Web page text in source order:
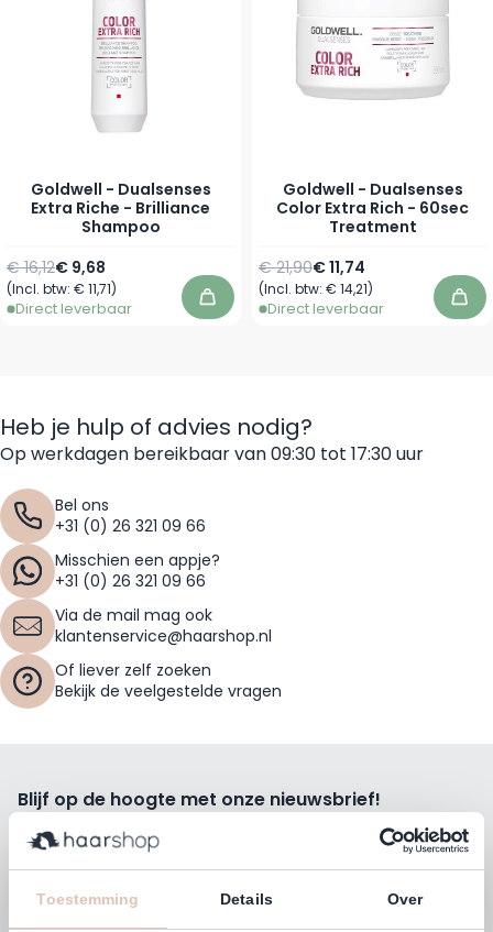
Toestemming Details Over
Goldwell - Dualsenses
Extra Riche - Brilliance
Shampoo
Vanaf
€ 9,68
Normale prijs
€ 16,12
(Incl. btw: € 11,71)
Direct leverbaar In winkelwagen
Goldwell - Dualsenses
Color Extra Rich - 60sec
Treatment
Vanaf
€ 11,74
Normale prijs
€ 21,90
(Incl. btw: € 14,21)
Direct leverbaar In
Heb je hulp of advies nodig?
Op werkdagen bereikbaar van 09:30 tot 17:30 uur
Bel ons
+31 (0) 26 321 09 66
Misschien een appje?
+31 (0) 26 321 09 66
Via de mail mag ook
klantenservice@haarshop.nl
Of liever zelf zoeken
Bekijk de veelgestelde vragen
Blijf op de hoogte met onze nieuwsbrief!
Ontvang wekelijks de beste kortingsacties, tips en nieuws
rechtstreeks in jou e-mailbox.
E-mailadres
Inschrijven